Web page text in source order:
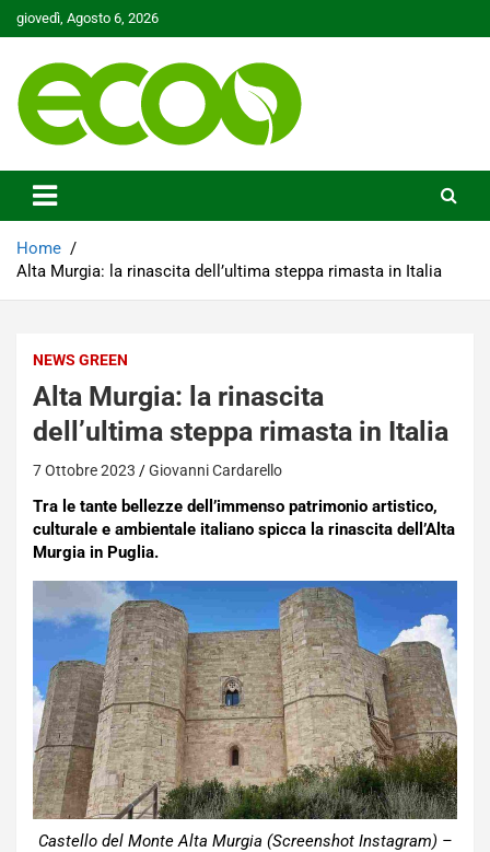
Skip
to
giovedì, Agosto 6, 2026
Ecoo.it
Home
Alta Murgia: la rinascita dell’ultima steppa rimasta in Italia
NEWS GREEN
Alta Murgia: la rinascita
dell’ultima steppa rimasta in Italia
7 Ottobre 2023 Giovanni Cardarello
Tra le tante bellezze dell’immenso patrimonio artistico,
culturale e ambientale italiano spicca la rinascita dell’Alta
Murgia in Puglia.
Castello del Monte Alta Murgia (Screenshot Instagram) –